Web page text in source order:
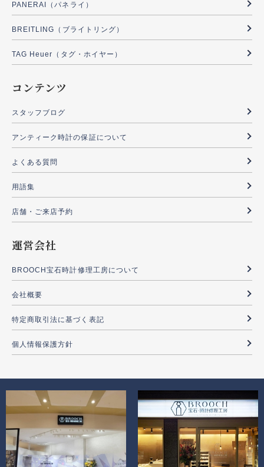
PANERAI（パネライ）
BREITLING（ブライトリング）
TAG Heuer（タグ・ホイヤー）
コンテンツ
スタッフブログ
アンティーク時計の保証について
よくある質問
用語集
店舗・ご来店予約
運営会社
BROOCH宝石時計修理工房について
会社概要
特定商取引法に基づく表記
個人情報保護方針